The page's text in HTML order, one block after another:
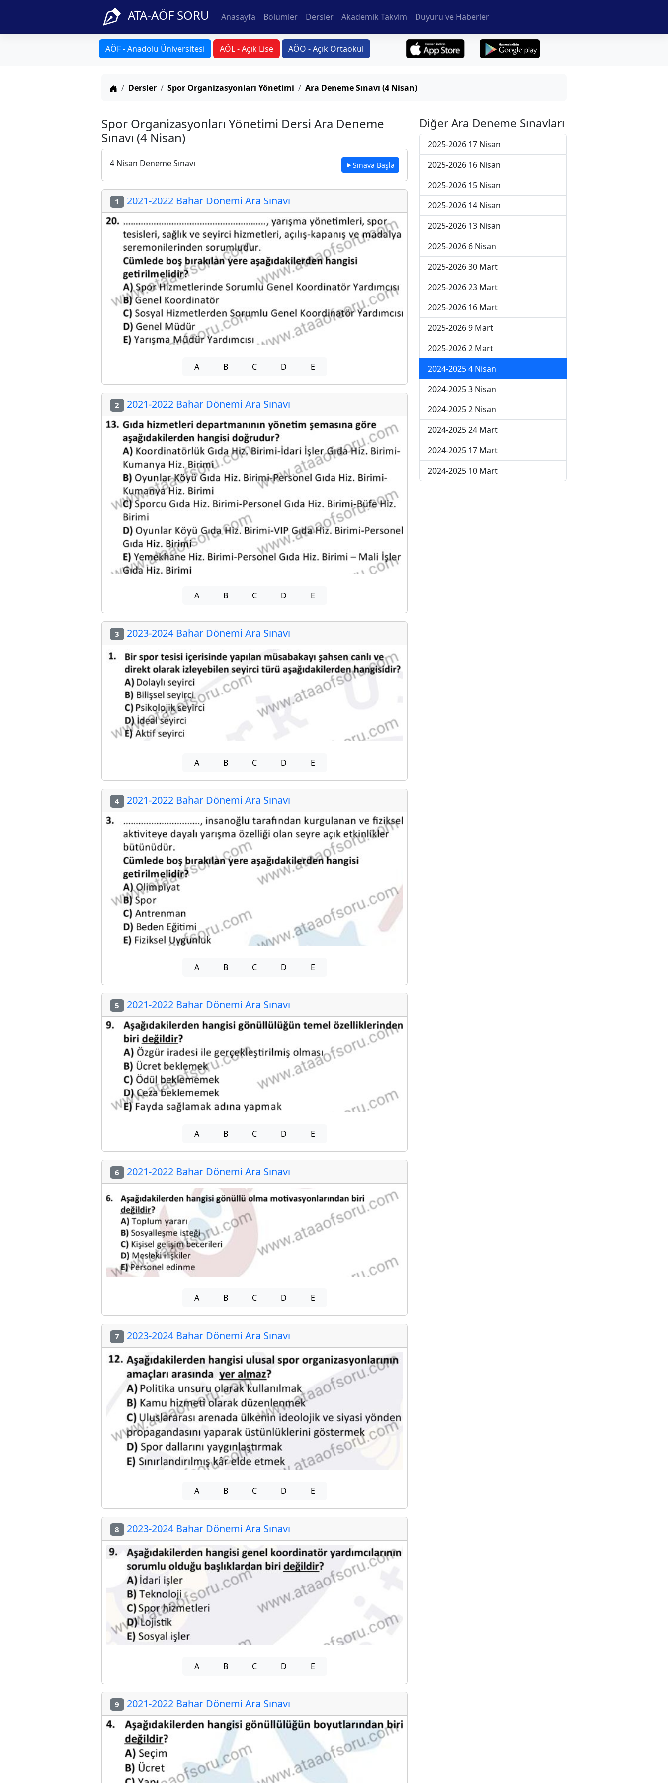
ATA-AÖF SORU Anasayfa Bölümler Dersler Akademik Takvim Duyuru ve Haberler
AÖF - Anadolu Üniversitesi AÖL - Açık Lise AÖO - Açık Ortaokul
Anasayfa
Dersler Spor Organizasyonları Yönetimi Ara Deneme Sınavı (4 Nisan)
Spor Organizasyonları Yönetimi Dersi Ara Deneme
Sınavı (4 Nisan)
4 Nisan Deneme Sınavı Sınava Başla
1 2021-2022 Bahar Dönemi Ara Sınavı
A B C D E
2 2021-2022 Bahar Dönemi Ara Sınavı
A B C D E
3 2023-2024 Bahar Dönemi Ara Sınavı
A B C D E
4 2021-2022 Bahar Dönemi Ara Sınavı
A B C D E
5 2021-2022 Bahar Dönemi Ara Sınavı
A B C D E
6 2021-2022 Bahar Dönemi Ara Sınavı
A B C D E
7 2023-2024 Bahar Dönemi Ara Sınavı
A B C D E
8 2023-2024 Bahar Dönemi Ara Sınavı
A B C D E
9 2021-2022 Bahar Dönemi Ara Sınavı
Diğer Ara Deneme Sınavları
2025-2026 17 Nisan
2025-2026 16 Nisan
2025-2026 15 Nisan
2025-2026 14 Nisan
2025-2026 13 Nisan
2025-2026 6 Nisan
2025-2026 30 Mart
2025-2026 23 Mart
2025-2026 16 Mart
2025-2026 9 Mart
2025-2026 2 Mart
2024-2025 4 Nisan
2024-2025 3 Nisan
2024-2025 2 Nisan
2024-2025 24 Mart
2024-2025 17 Mart
2024-2025 10 Mart